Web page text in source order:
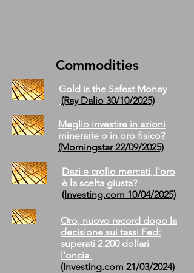
Commodities
Gold is the Safest Money
(Ray Dalio 30/10/2025)
Meglio investire in azioni
minerarie o in oro fisico?
(Morningstar 22/09/2025)
Dazi e crollo mercati, l'oro
è la scelta giusta?
(Investing.com 10/04/2025)
Oro, nuovo record dopo la
decisione sui tassi Fed:
superati 2.200 dollari
l’oncia
(Investing.com 21/03/2024)